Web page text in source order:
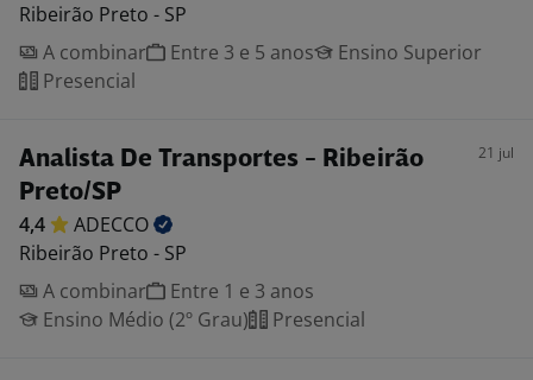
Ribeirão Preto - SP
A combinar
Entre 3 e 5 anos
Ensino Superior
Presencial
Analista De Transportes - Ribeirão
Preto/SP
21 jul
4,4
ADECCO
Ribeirão Preto - SP
A combinar
Entre 1 e 3 anos
Ensino Médio (2º Grau)
Presencial